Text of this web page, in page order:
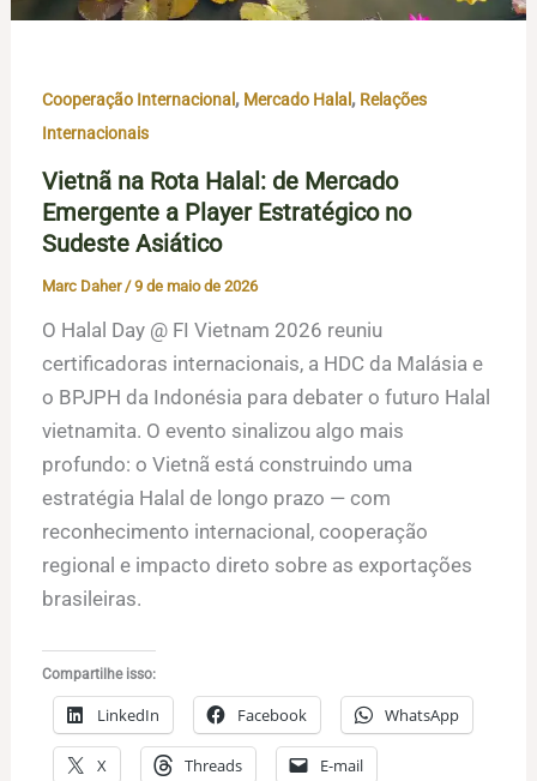
Cooperação Internacional, Mercado Halal, Relações
Internacionais
Vietnã na Rota Halal: de Mercado
Emergente a Player Estratégico no
Sudeste Asiático
Marc Daher /9 de maio de 2026
O Halal Day @ FI Vietnam 2026 reuniu
certificadoras internacionais, a HDC da Malásia e
o BPJPH da Indonésia para debater o futuro Halal
vietnamita. O evento sinalizou algo mais
profundo: o Vietnã está construindo uma
estratégia Halal de longo prazo — com
reconhecimento internacional, cooperação
regional e impacto direto sobre as exportações
brasileiras.
Compartilhe isso:
LinkedIn Facebook WhatsApp
X Threads E-mail